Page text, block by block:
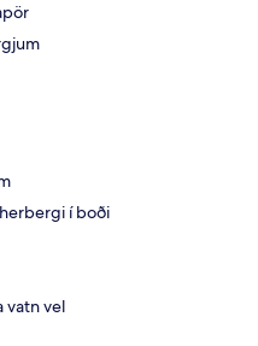
í boði
vatn vel